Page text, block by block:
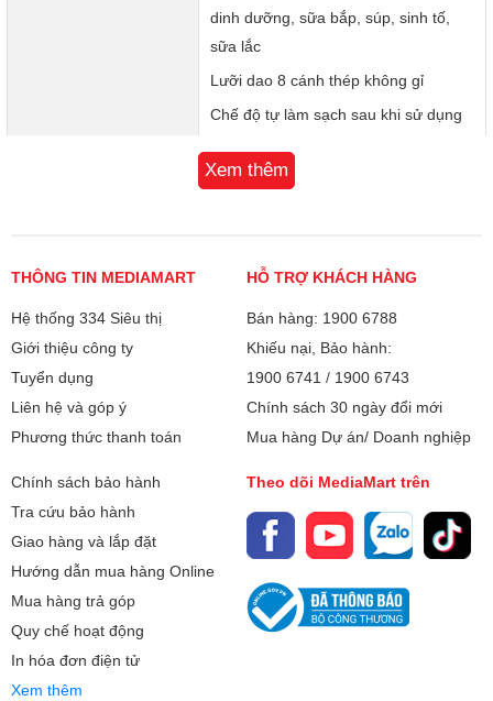
dinh dưỡng, sữa bắp, súp, sinh tố,
sữa lắc
Lưỡi dao 8 cánh thép không gỉ
Chế độ tự làm sạch sau khi sử dụng
Vận hành khi lắp đúng khớp, tự ngắt
điện khi quá tải
25.6 cm
Bảo hành 24 tháng
Xem thêm
THÔNG TIN MEDIAMART
Hệ thống 334 Siêu thị
Giới thiệu công ty
Tuyển dụng
Liên hệ và góp ý
Phương thức thanh toán
HỖ TRỢ KHÁCH HÀNG
Bán hàng: 1900 6788
Khiếu nại, Bảo hành:
1900 6741 / 1900 6743
Chính sách 30 ngày đổi mới
Mua hàng Dự án/ Doanh nghiệp
Chính sách bảo hành
Tra cứu bảo hành
Giao hàng và lắp đặt
Hướng dẫn mua hàng Online
Mua hàng trả góp
Quy chế hoạt động
In hóa đơn điện tử
Xem thêm
Theo dõi MediaMart trên